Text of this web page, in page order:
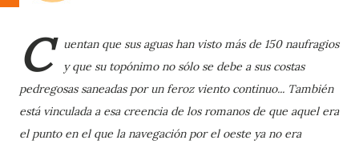
C
uentan que sus aguas han visto más de 150 naufragios
y que su topónimo no sólo se debe a sus costas
pedregosas saneadas por un feroz viento continuo... También
está vinculada a esa creencia de los romanos de que aquel era
el punto en el que la navegación por el oeste ya no era